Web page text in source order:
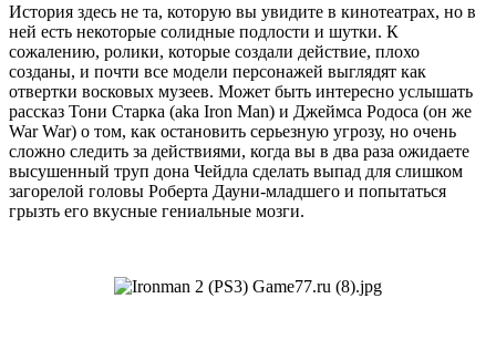
История здесь не та, которую вы увидите в кинотеатрах, но в
ней есть некоторые солидные подлости и шутки. К
сожалению, ролики, которые создали действие, плохо
созданы, и почти все модели персонажей выглядят как
отвертки восковых музеев. Может быть интересно услышать
рассказ Тони Старка (aka Iron Man) и Джеймса Родоса (он же
War War) о том, как остановить серьезную угрозу, но очень
сложно следить за действиями, когда вы в два раза ожидаете
высушенный труп дона Чейдла сделать выпад для слишком
загорелой головы Роберта Дауни-младшего и попытаться
грызть его вкусные гениальные мозги.